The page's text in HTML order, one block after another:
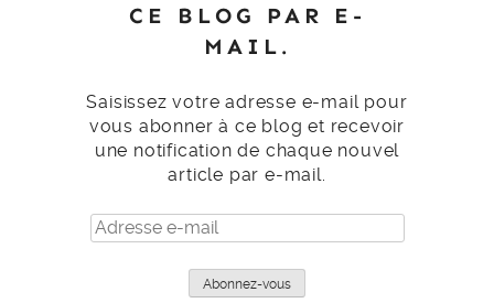
CE BLOG PAR E-
MAIL.
Saisissez votre adresse e-mail pour
vous abonner à ce blog et recevoir
une notification de chaque nouvel
article par e-mail.
Adresse
e-
Abonnez-vous